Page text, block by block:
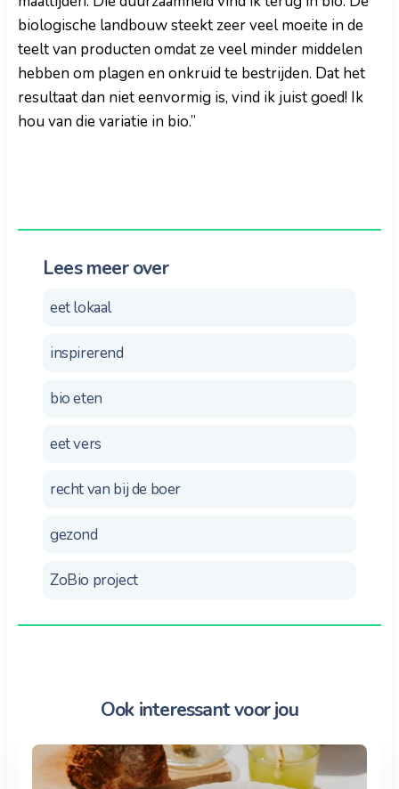
biologische landbouw steekt zeer veel moeite in de
teelt van producten omdat ze veel minder middelen
hebben om plagen en onkruid te bestrijden. Dat het
resultaat dan niet eenvormig is, vind ik juist goed! Ik
hou van die variatie in bio.”
Lees meer over
eet lokaal
inspirerend
bio eten
eet vers
recht van bij de boer
gezond
ZoBio project
Ook interessant voor jou